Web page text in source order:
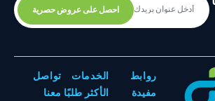
احصل على عروض حصرية
مفيدة
الخدمات
الأكثر طلبًا
تواصل
معنا